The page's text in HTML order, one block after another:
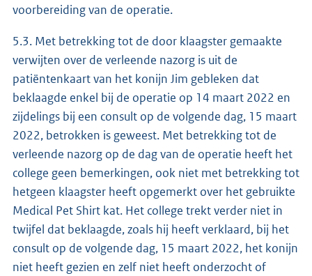
voorbereiding van de operatie.
5.3. Met betrekking tot de door klaagster gemaakte
verwijten over de verleende nazorg is uit de
patiëntenkaart van het konijn Jim gebleken dat
beklaagde enkel bij de operatie op 14 maart 2022 en
zijdelings bij een consult op de volgende dag, 15 maart
2022, betrokken is geweest. Met betrekking tot de
verleende nazorg op de dag van de operatie heeft het
college geen bemerkingen, ook niet met betrekking tot
hetgeen klaagster heeft opgemerkt over het gebruikte
Medical Pet Shirt kat. Het college trekt verder niet in
twijfel dat beklaagde, zoals hij heeft verklaard, bij het
consult op de volgende dag, 15 maart 2022, het konijn
niet heeft gezien en zelf niet heeft onderzocht of